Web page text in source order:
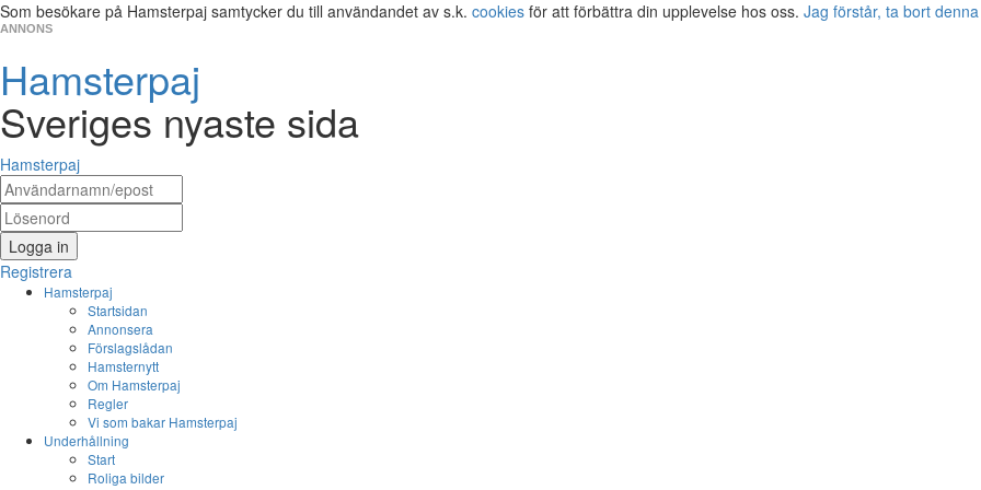
Som besökare på Hamsterpaj samtycker du till användandet av s.k. cookies för att förbättra din upplevelse hos oss. Jag förstår, ta bort
ANNONS
Hamsterpaj
Sveriges nyaste sida
Hamsterpaj
Logga in
Registrera
Hamsterpaj
Startsidan
Annonsera
Förslagslådan
Hamsternytt
Om Hamsterpaj
Regler
Vi som bakar Hamsterpaj
Underhållning
Start
Roliga bilder